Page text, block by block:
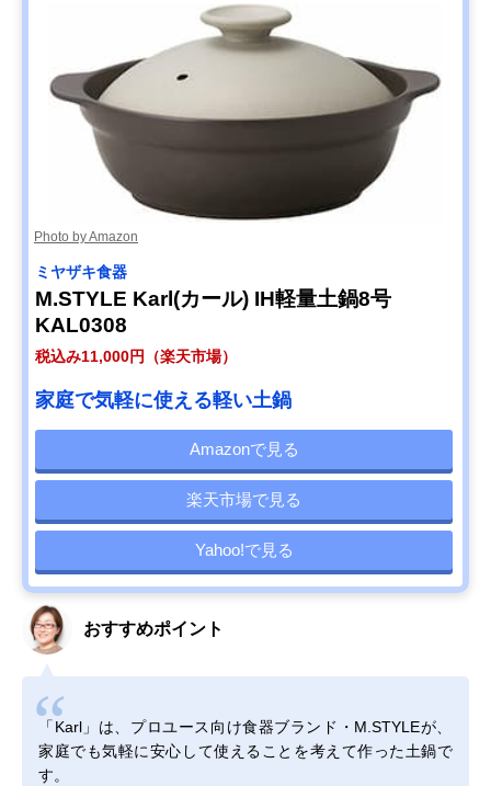
Photo by Amazon
ミヤザキ食器
M.STYLE Karl(カール) IH軽量土鍋8号
KAL0308
税込み11,000円（楽天市場）
家庭で気軽に使える軽い土鍋
Amazonで見る
楽天市場で見る
Yahoo!で見る
おすすめポイント
「Karl」は、プロユース向け食器ブランド・M.STYLEが、
家庭でも気軽に安心して使えることを考えて作った土鍋で
す。